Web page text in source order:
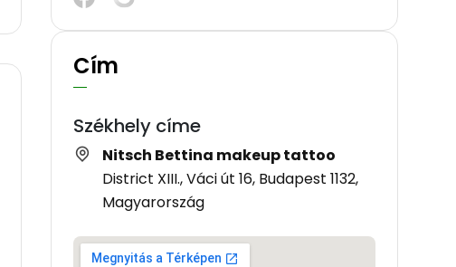
Cím
Székhely címe
Nitsch Bettina makeup tattoo
District XIII., Váci út 16, Budapest 1132,
Magyarország